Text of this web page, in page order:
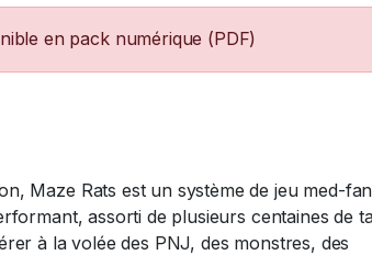
en pack numérique (PDF)
Maze Rats est un système de jeu med-fan
assorti de plusieurs centaines de
à la volée des PNJ, des monstres, des